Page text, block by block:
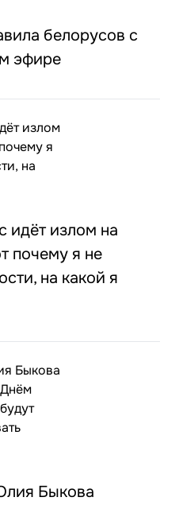
белорусов с
эфире
идёт излом на
почему я не
на какой я
Быкова